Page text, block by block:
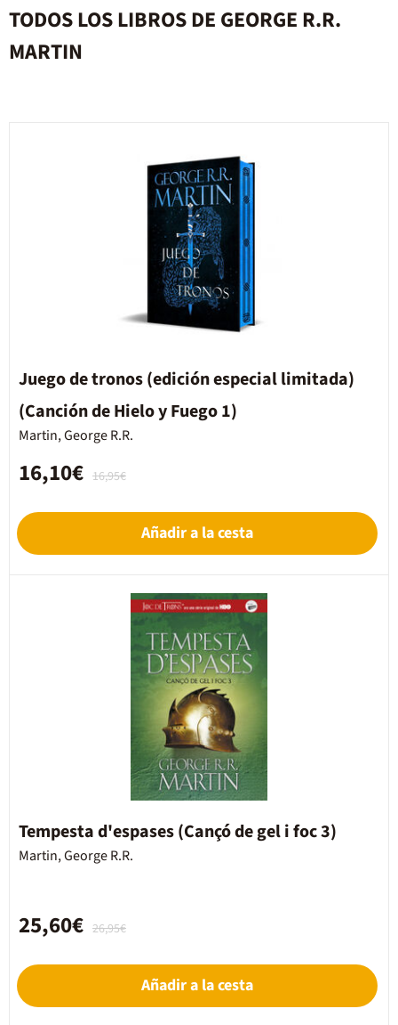
TODOS LOS LIBROS DE GEORGE R.R.
MARTIN
Juego de tronos (edición especial limitada)
(Canción de Hielo y Fuego 1)
Martin, George R.R.
16,95€
16,10€
Añadir a la cesta
Tempesta d'espases (Cançó de gel i foc 3)
Martin, George R.R.
26,95€
25,60€
Añadir a la cesta